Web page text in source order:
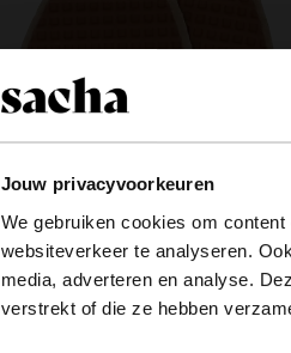
Jouw privacyvoorkeuren
We gebruiken cookies om
websiteverkeer te analyseren.
media, adverteren en analyse.
verstrekt of die ze hebben
It